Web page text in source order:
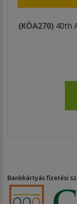
(KÖA270) 40th
Bankkártyás fizetési